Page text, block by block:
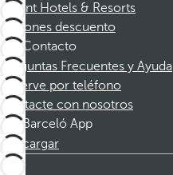
Dorint Hotels & Resorts
Cupones descuento
Contacto
Preguntas Frecuentes y Ayuda
Reserve por teléfono
Contacte con nosotros
Barceló App
Descargar